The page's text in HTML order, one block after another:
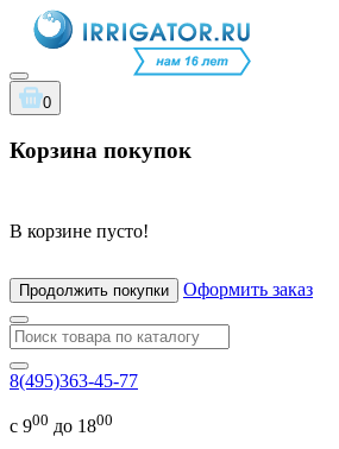
0
Корзина покупок
В корзине пусто!
Продолжить покупки Оформить заказ
8(495)363-45-77
с 900 до 1800